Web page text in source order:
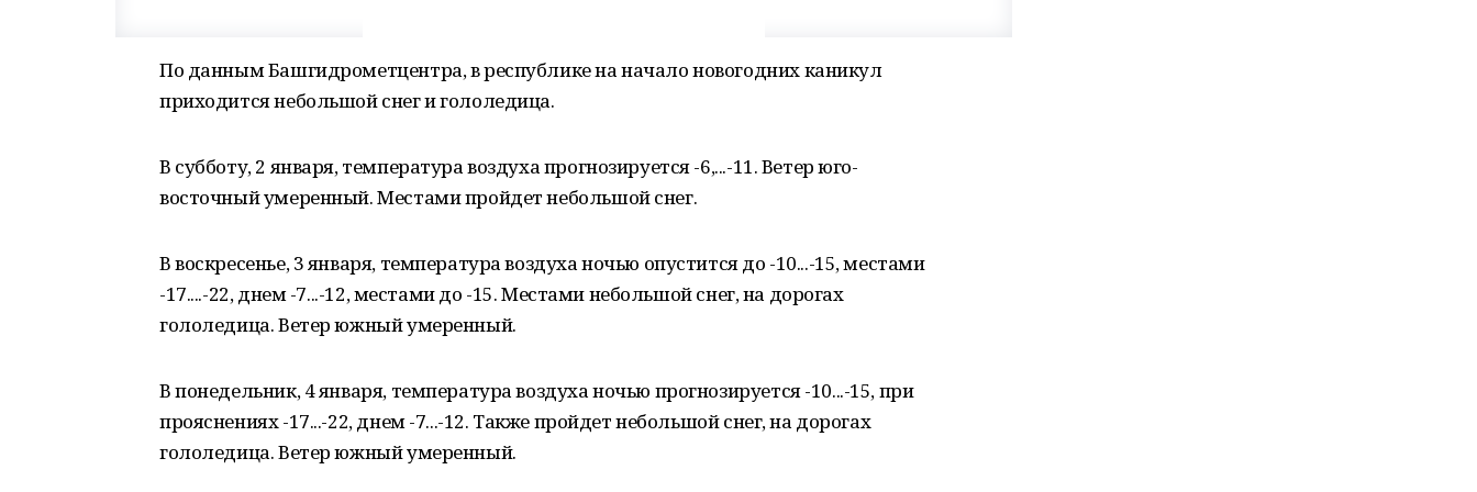
По данным Башгидрометцентра, в республике на начало новогодних каникул
приходится небольшой снег и гололедица.
В субботу, 2 января, температура воздуха прогнозируется -6,...-11. Ветер юго-
восточный умеренный. Местами пройдет небольшой снег.
В воскресенье, 3 января, температура воздуха ночью опустится до -10...-15, местами
-17....-22, днем -7...-12, местами до -15. Местами небольшой снег, на дорогах
гололедица. Ветер южный умеренный.
В понедельник, 4 января, температура воздуха ночью прогнозируется -10...-15, при
прояснениях -17...-22, днем -7...-12. Также пройдет небольшой снег, на дорогах
гололедица. Ветер южный умеренный.